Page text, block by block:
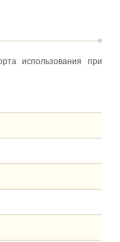
использования при